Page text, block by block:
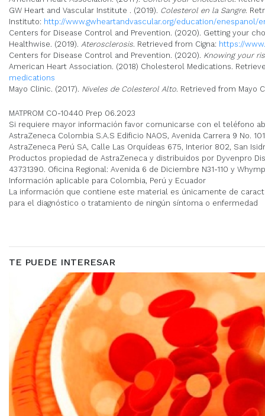
GW Heart and Vascular Institute . (2019). Colesterol en la Sangre.
Instituto: http://www.gwheartandvascular.org/education/
Centers for Disease Control and Prevention. (2020). Getting your
Healthwise. (2019). Aterosclerosis. Retrieved from Cigna: https://
Centers for Disease Control and Prevention. (2020). Knowing your
American Heart Association. (2018) Cholesterol Medications.
medications
Mayo Clinic. (2017). Niveles de Colesterol Alto. Retrieved from Mayo
MATPROM CO-10440 Prep 06.2023
Si requiere mayor información favor comunicarse con el teléfono
AstraZeneca Colombia S.A.S Edificio NAOS, Avenida Carrera 9 No.
AstraZeneca Perú SA, Calle Las Orquídeas 675, Interior 802, San
Productos propiedad de AstraZeneca y distribuidos por Dyvenpro
43731390. Oficina Regional: Avenida 6 de Diciembre N31-110 y
Información aplicable para Colombia, Perú y Ecuador
La información que contiene este material es únicamente de
para el diagnóstico o tratamiento de ningún síntoma o enfermedad
TE PUEDE INTERESAR